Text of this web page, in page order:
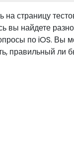
на страницу
вы найдете
по iOS. Вы
правильный ли